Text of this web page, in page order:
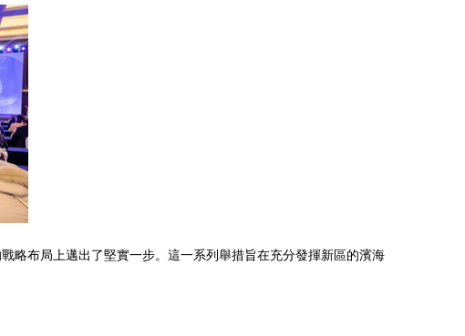
略布局上邁出了堅實一步。這一系列舉措旨在充分發揮新區的濱海